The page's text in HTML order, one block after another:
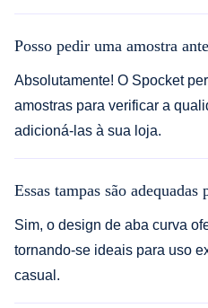
Posso pedir uma amostra
Absolutamente! O Spocket
amostras para verificar a
adicioná-las à sua loja.
Essas tampas são
Sim, o design de aba curva
tornando-se ideais para uso
casual.